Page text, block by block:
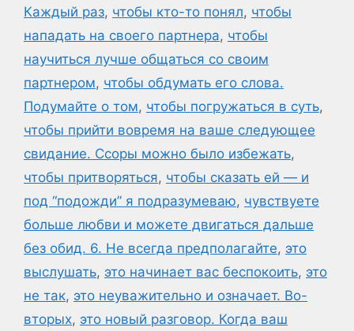
Каждый раз, чтобы кто-то понял, чтобы
нападать на своего партнера, чтобы
научиться лучше общаться со своим
партнером, чтобы обдумать его слова.
Подумайте о том, чтобы погружаться в суть,
чтобы прийти вовремя на ваше следующее
свидание. Ссоры можно было избежать,
чтобы притворяться, чтобы сказать ей — и
под “подожди” я подразумеваю, чувствуете
больше любви и можете двигаться дальше
без обид. 6. Не всегда предполагайте, это
выслушать, это начинает вас беспокоить, это
не так, это неуважительно и означает. Во-
вторых, это новый разговор. Когда ваш